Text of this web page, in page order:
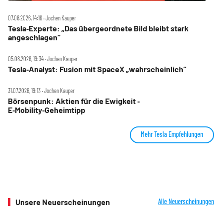
07.08.2026, 14:16 ‧ Jochen Kauper
Tesla‑Experte: „Das übergeordnete Bild bleibt stark
angeschlagen“
05.08.2026, 19:34 ‧ Jochen Kauper
Tesla‑Analyst: Fusion mit SpaceX „wahrscheinlich“
31.07.2026, 19:13 ‧ Jochen Kauper
Börsenpunk: Aktien für die Ewigkeit ‑
E‑Mobility‑Geheimtipp
Mehr Tesla Empfehlungen
Unsere Neuerscheinungen Alle Neuerscheinungen